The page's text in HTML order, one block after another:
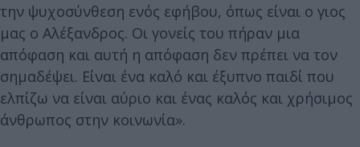
την ψυχοσύνθεση ενός εφήβου, όπως είναι ο γιος
μας ο Αλέξανδρος. Οι γονείς του πήραν μια
απόφαση και αυτή η απόφαση δεν πρέπει να τον
σημαδέψει. Είναι ένα καλό και έξυπνο παιδί που
ελπίζω να είναι αύριο και ένας καλός και χρήσιμος
άνθρωπος στην κοινωνία».